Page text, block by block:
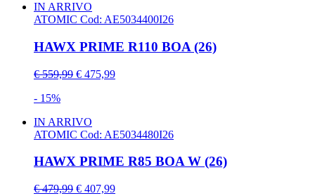
IN ARRIVO
ATOMIC Cod: AE5034400I26
HAWX PRIME R110 BOA (26)
€ 559,99 € 475,99
- 15%
IN ARRIVO
ATOMIC Cod: AE5034480I26
HAWX PRIME R85 BOA W (26)
€ 479,99 € 407,99